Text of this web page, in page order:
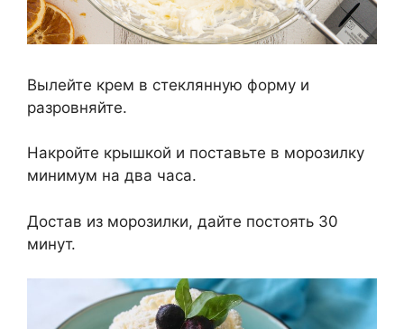
Вылейте крем в стеклянную форму и
разровняйте.
Накройте крышкой и поставьте в морозилку
минимум на два часа.
Достав из морозилки, дайте постоять 30
минут.